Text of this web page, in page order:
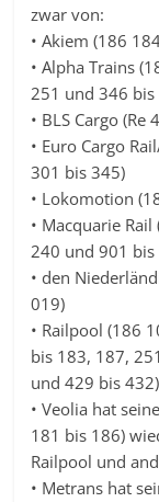
zwar von:
• Akiem (186
• Alpha Trains
251 und 346 bis
• BLS Cargo
• Euro Cargo
301 bis 345)
• Lokomotion
• Macquarie
240 und 901 bis
• den
019)
• Railpool (186
bis 183, 187,
und 429 bis
• Veolia hat
181 bis 186)
Railpool und
• Metrans hat